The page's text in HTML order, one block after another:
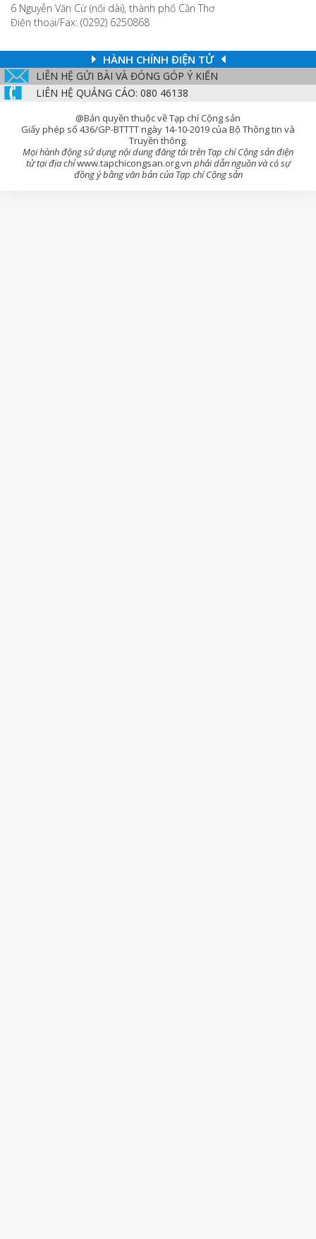
6 Nguyễn Văn Cừ (nối dài), thành phố Cần Thơ
Điện thoại/Fax: (0292) 6250868
HÀNH CHÍNH ĐIỆN TỬ
LIÊN HỆ GỬI BÀI VÀ ĐÓNG GÓP Ý KIẾN
LIÊN HỆ QUẢNG CÁO: 080 46138
@Bản quyền thuộc về Tạp chí Cộng sản
Giấy phép số 436/GP-BTTTT ngày 14-10-2019 của Bộ Thông tin và
Truyền thông.
Mọi hành động sử dụng nội dung đăng tải trên Tạp chí Cộng sản điện
tử tại địa chỉwww.tapchicongsan.org.vn phải dẫn nguồn và có sự
đồng ý bằng văn bản của Tạp chí Cộng sản